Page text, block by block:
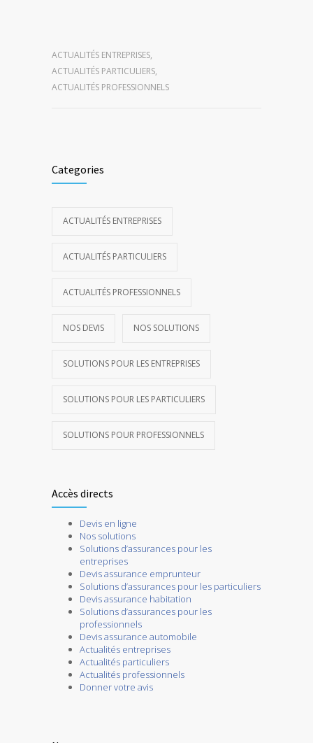
ACTUALITÉS ENTREPRISES,
ACTUALITÉS PARTICULIERS,
ACTUALITÉS PROFESSIONNELS
Categories
ACTUALITÉS ENTREPRISES
ACTUALITÉS PARTICULIERS
ACTUALITÉS PROFESSIONNELS
NOS DEVIS NOS SOLUTIONS
SOLUTIONS POUR LES ENTREPRISES
SOLUTIONS POUR LES PARTICULIERS
SOLUTIONS POUR PROFESSIONNELS
Accès directs
Devis en ligne
Nos solutions
Solutions d’assurances pour les
entreprises
Devis assurance emprunteur
Solutions d’assurances pour les particuliers
Devis assurance habitation
Solutions d’assurances pour les
professionnels
Devis assurance automobile
Actualités entreprises
Actualités particuliers
Actualités professionnels
Donner votre avis